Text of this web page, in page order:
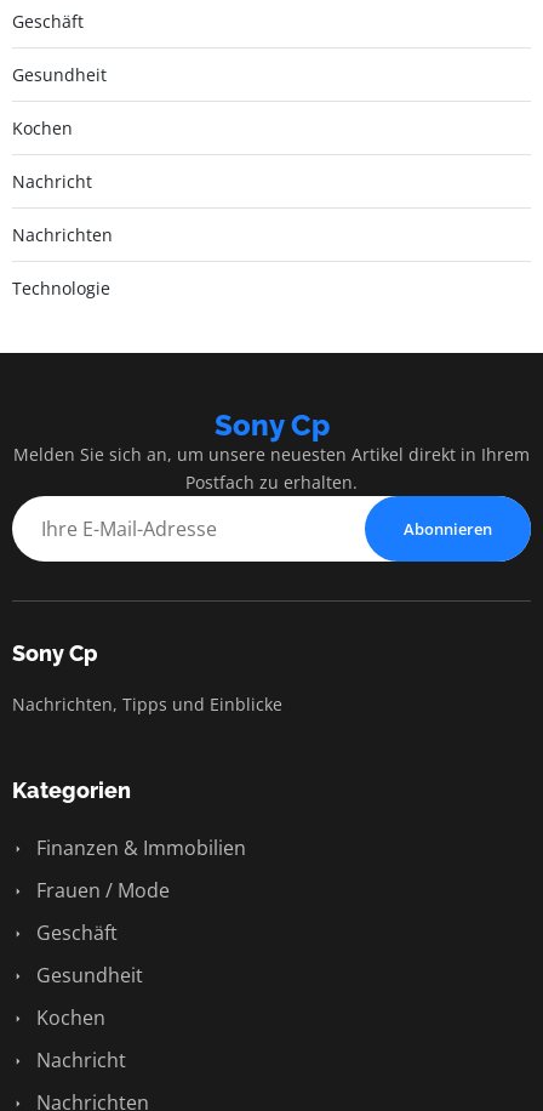
Geschäft
Gesundheit
Kochen
Nachricht
Nachrichten
Technologie
Sony Cp
Melden Sie sich an, um unsere neuesten Artikel direkt in Ihrem
Postfach zu erhalten.
Abonnieren
Sony Cp
Nachrichten, Tipps und Einblicke
Kategorien
Finanzen & Immobilien
Frauen / Mode
Geschäft
Gesundheit
Kochen
Nachricht
Nachrichten